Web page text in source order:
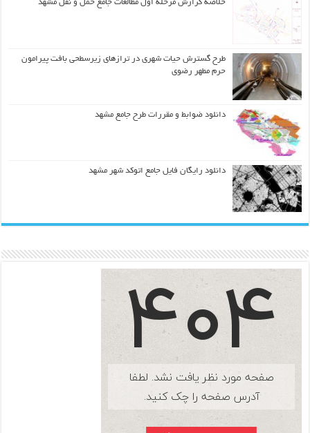
خلاصه گزارش مرحله اول مطالعات جامع حمل و نقل مشهد
طرح گسترش حیات شهري در ترازهاي زیرسطحی بافت پیرامون
حرم مطهر رضوي
دانلود ضوابط و مقررات طرح جامع مشهد
دانلود رایگان فایل جامع اتوکد شهر مشهد